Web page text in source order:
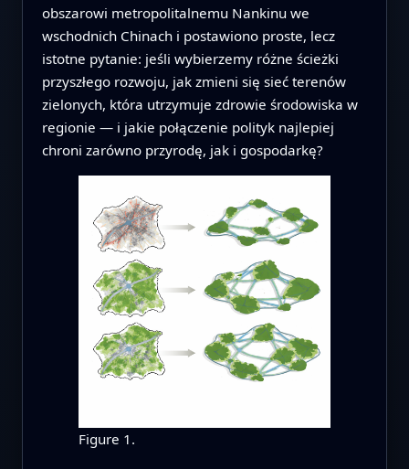
obszarowi metropolitalnemu Nankinu we
wschodnich Chinach i postawiono proste, lecz
istotne pytanie: jeśli wybierzemy różne ścieżki
przyszłego rozwoju, jak zmieni się sieć terenów
zielonych, która utrzymuje zdrowie środowiska w
regionie — i jakie połączenie polityk najlepiej
chroni zarówno przyrodę, jak i gospodarkę?
Figure 1.